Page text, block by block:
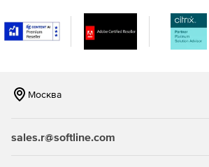
были добавлены многие другие функции.
Москва
sales.r@softline.com